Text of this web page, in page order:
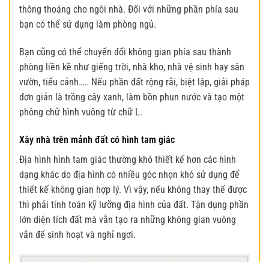
thông thoáng cho ngôi nhà. Đối với những phần phía sau
bạn có thể sử dụng làm phòng ngủ.
Bạn cũng có thể chuyển đổi không gian phía sau thành
phòng liền kề như giếng trời, nhà kho, nhà vệ sinh hay sân
vườn, tiểu cảnh….. Nếu phần đất rộng rãi, biệt lập, giải pháp
đơn giản là trồng cây xanh, làm bồn phun nước và tạo một
phông chữ hình vuông từ chữ L.
Xây nhà trên mảnh đất có hình tam giác
Địa hình hình tam giác thường khó thiết kế hơn các hình
dạng khác do địa hình có nhiều góc nhọn khó sử dụng để
thiết kế không gian hợp lý. Vì vậy, nếu không thay thế được
thì phải tính toán kỹ lưỡng địa hình của đất. Tận dụng phần
lớn diện tích đất mà vẫn tạo ra những không gian vuông
vắn để sinh hoạt và nghỉ ngơi.